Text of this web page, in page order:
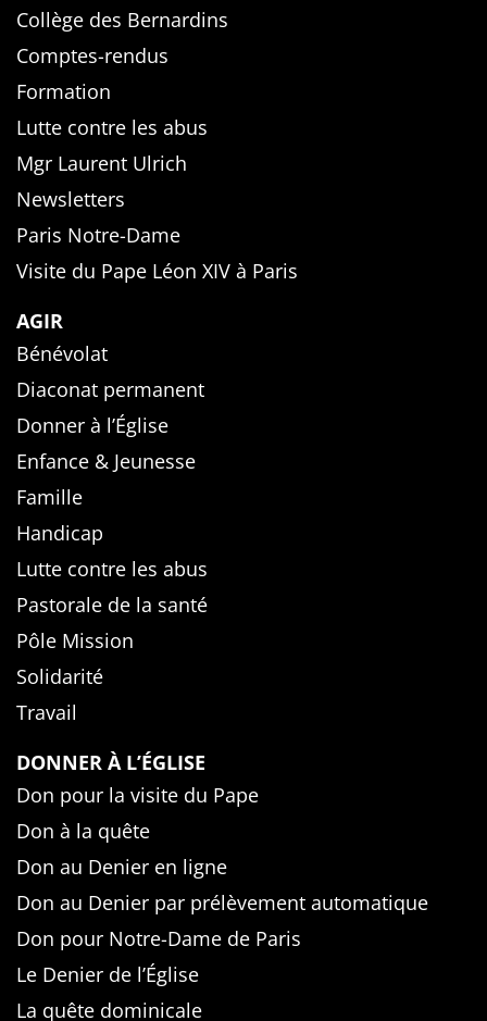
Collège des Bernardins
Comptes-rendus
Formation
Lutte contre les abus
Mgr Laurent Ulrich
Newsletters
Paris Notre-Dame
Visite du Pape Léon XIV à Paris
AGIR
Bénévolat
Diaconat permanent
Donner à l’Église
Enfance & Jeunesse
Famille
Handicap
Lutte contre les abus
Pastorale de la santé
Pôle Mission
Solidarité
Travail
DONNER À L’ÉGLISE
Don pour la visite du Pape
Don à la quête
Don au Denier en ligne
Don au Denier par prélèvement automatique
Don pour Notre-Dame de Paris
Le Denier de l’Église
La quête dominicale